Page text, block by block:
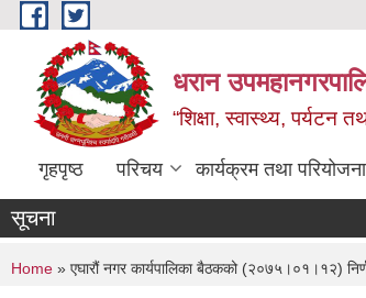
Skip to main content
धरान
“शिक्षा, स्वास्थ्य, पर्यटन
गृहपृष्ठ परिचय कार्यक्रम तथा परियोजना
सूचना
You are here
Home » एघारौं नगर कार्यपालिका बैठकको (२०७५।०१।१२)